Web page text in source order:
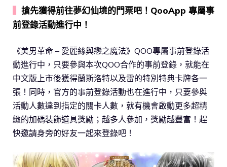
搶先獲得前往夢幻仙境的門票吧！QooApp 專屬事
前登錄活動進行中！
《美男革命 – 愛麗絲與戀之魔法》QOO專屬事前登錄活
動進行中，只要參與本次QOO合作的事前登錄，就能在
中文版上市後獲得蘭斯洛特以及雷的特別特典卡牌各一
張！同時，官方的事前登錄活動也在進行中，只要參與
活動人數達到指定的關卡人數，就有機會啟動更多超精
緻的加碼裝飾道具獎勵；越多人參加，獎勵越豐富！趕
快邀請身旁的好友一起來登錄吧！